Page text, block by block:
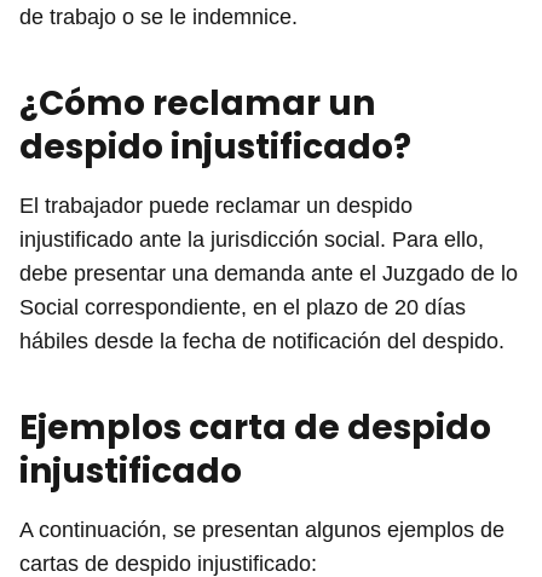
de trabajo o se le indemnice.
¿Cómo reclamar un
despido injustificado?
El trabajador puede reclamar un despido
injustificado ante la jurisdicción social. Para ello,
debe presentar una demanda ante el Juzgado de lo
Social correspondiente, en el plazo de 20 días
hábiles desde la fecha de notificación del despido.
Ejemplos carta de despido
injustificado
A continuación, se presentan algunos ejemplos de
cartas de despido injustificado: